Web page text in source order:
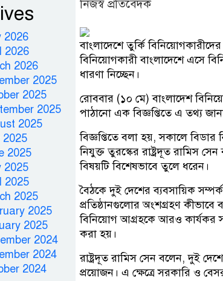
নিজস্ব প্রতিবেদক
বাংলাদেশে তুর্কি
বিনিয়োগকারী বাংলাদেশে এসে
ধারণা নিচ্ছেন।
রোববার (১০ মে) বাংলাদেশ
পাঠানো এক বিজ্ঞপ্তিতে এ তথ্য
বিজ্ঞপ্তিতে বলা হয়, সকালে বিডার
নিযুক্ত তুরস্কের রাষ্ট্রদূত রামিস
বিষয়টি বিশেষভাবে তুলে ধরেন।
বৈঠকে দুই দেশের ব্যবসায়িক
প্রতিষ্ঠানগুলোর অংশগ্রহণ
বিনিয়োগ আগ্রহকে আরও কার্যকর
করা হয়।
রাষ্ট্রদূত রামিস সেন বলেন, দুই
প্রয়োজন। এ ক্ষেত্রে সরকারি ও
2026
2026
2026
2025
2025
2025
2025
2025
2025
2025
2025
2025
2025
2025
2024
2024
2024